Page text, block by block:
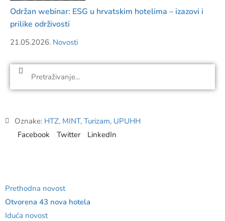
Održan webinar: ESG u hrvatskim hotelima – izazovi i
prilike održivosti
21.05.2026. Novosti
Oznake: HTZ, MINT, Turizam, UPUHH
Facebook
Twitter LinkedIn
Prethodna novost
Otvorena 43 nova hotela
Iduća novost